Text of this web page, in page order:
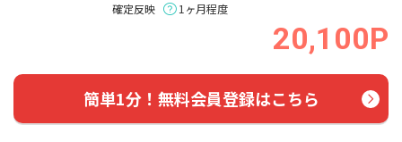
確定反映
1ヶ月程度
20,100P
簡単1分！無料会員登録はこちら